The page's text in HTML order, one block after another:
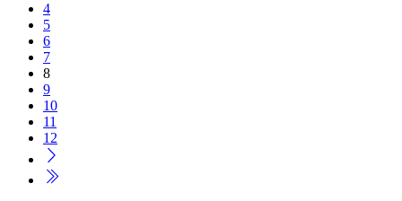
4
5
6
7
8
9
10
11
12